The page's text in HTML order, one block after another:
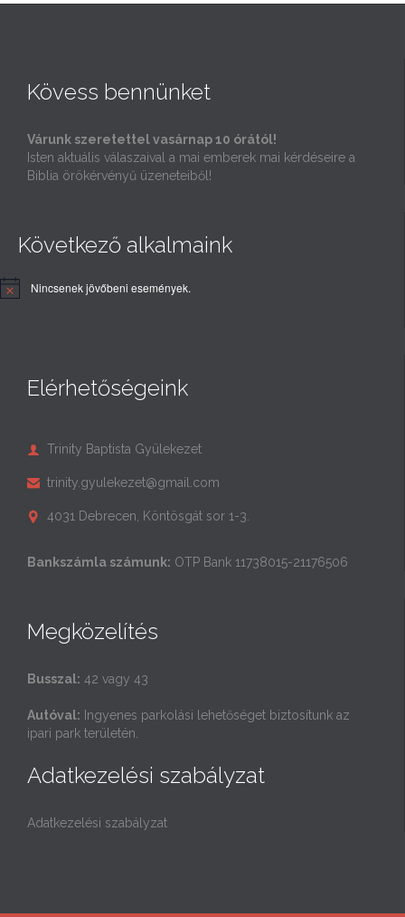
Kövess bennünket
Várunk szeretettel vasárnap 10 órától!
Isten aktuális válaszaival a mai emberek mai kérdéseire a
Biblia örökérvényű üzeneteiből!
Következő alkalmaink
Nincsenek jövőbeni események.
Elérhetőségeink
 Trinity Baptista Gyülekezet
 trinity.gyulekezet@gmail.com
 4031 Debrecen, Köntösgát sor 1-3.
Bankszámla számunk: OTP Bank 11738015-21176506
Megközelítés
Busszal: 42 vagy 43
Autóval: Ingyenes parkolási lehetőséget biztosítunk az
ipari park területén.
Adatkezelési szabályzat
Adatkezelési szabályzat